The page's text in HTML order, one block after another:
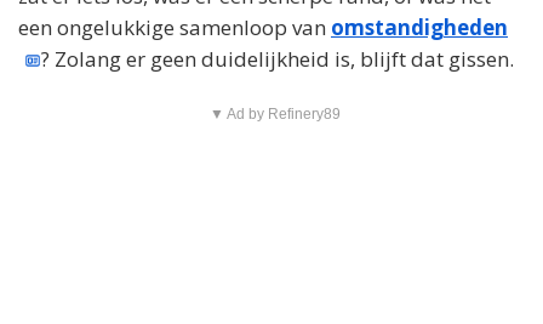
een ongelukkige samenloop van omstandigheden
? Zolang er geen duidelijkheid is, blijft dat gissen.
▼ Ad by Refinery89